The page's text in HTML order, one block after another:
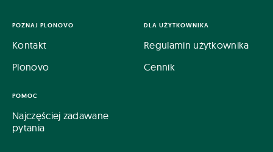
POZNAJ PLONOVO
Kontakt
Plonovo
DLA UŻYTKOWNIKA
Regulamin użytkownika
Cennik
POMOC
Najczęściej zadawane
pytania